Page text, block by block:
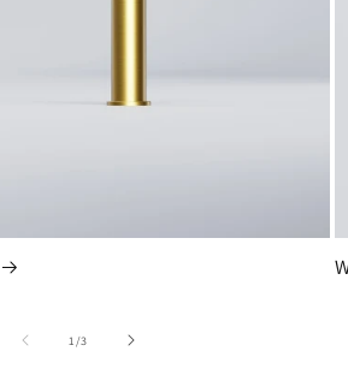
1 /von
3